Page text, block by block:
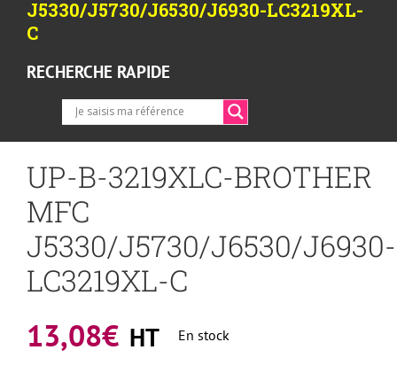
J5330/J5730/J6530/J6930-LC3219XL-
C
RECHERCHE RAPIDE
UP-B-3219XLC-BROTHER
MFC
J5330/J5730/J6530/J6930-
LC3219XL-C
13,08€ HT En stock